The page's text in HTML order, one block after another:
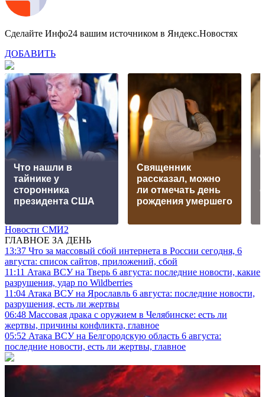
Сделайте Инфо24 вашим источником в Яндекс.Новостях
ДОБАВИТЬ
Что нашли в
тайнике у
сторонника
президента США
Священник
рассказал, можно
ли отмечать день
рождения умершего
Новости СМИ2
ГЛАВНОЕ ЗА ДЕНЬ
13:37 Что за массовый сбой интернета в России сегодня, 6
августа: список сайтов, приложений, сбой
11:11 Атака ВСУ на Тверь 6 августа: последние новости, какие
разрушения, удар по Wildberries
11:04 Атака ВСУ на Ярославль 6 августа: последние новости,
разрушения, есть ли жертвы
06:48 Массовая драка с оружием в Челябинске: есть ли
жертвы, причины конфликта, главное
05:52 Атака ВСУ на Белгородскую область 6 августа:
последние новости, есть ли жертвы, главное